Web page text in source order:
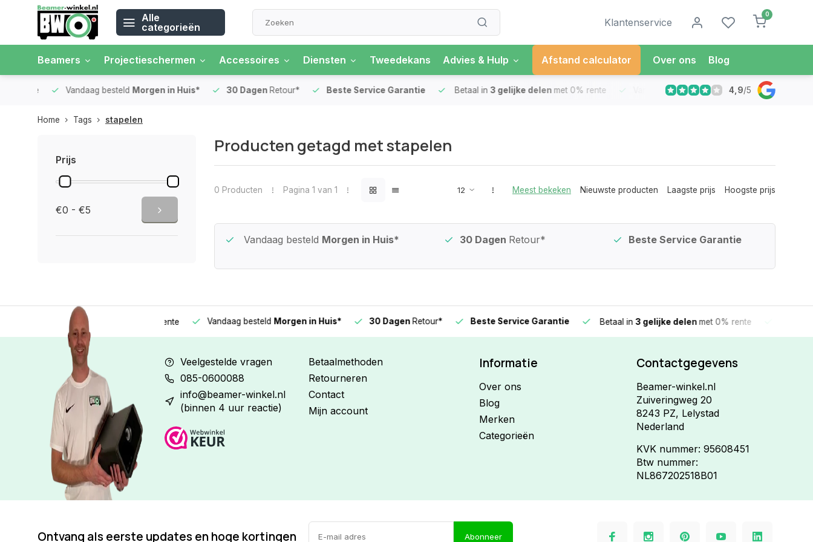
Alle
categorieën
Klantenservice
0
Beamers Projectieschermen Accessoires Diensten Tweedekans Advies & Hulp Afstand calculator Over ons Blog
Vandaag besteldMorgen in Huis* 30 DagenRetour* Beste Service Garantie Betaal in 3 gelijke delen met 0% rente Vandaag besteldMorgen in Huis*
4,9/5
Home Tags stapelen
Prijs
€0 - €5
Producten getagd met stapelen
0 Producten Pagina 1 van 1 Meest bekeken Nieuwste producten Laagste prijs Hoogste prijs
Betaal in3 gelijke delenmet 0%
Vandaag besteld Morgen in Huis* 30 Dagen Retour* Beste Service Garantie
3 gelijke delen Vandaag besteldMorgen in Huis* 30 DagenRetour* Beste Service Garantie Betaal in3 gelijke delen met 0% rente
Veelgestelde vragen
085-0600088
info@beamer-winkel.nl
(binnen 4 uur reactie)
Betaalmethoden
Retourneren
Contact
Mijn account
Informatie
Over ons
Blog
Merken
Categorieën
Contactgegevens
Beamer-winkel.nl
Zuiveringweg 20
8243 PZ, Lelystad
Nederland
KVK nummer: 95608451
Btw nummer:
NL867202518B01
Ontvang als eerste updates en hoge kortingen Abonneer